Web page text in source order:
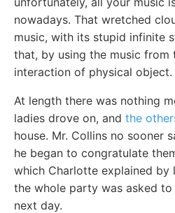
nowadays. That wretched
music, with its stupid infinite
that, by using the music from
interaction of physical object.
At length there was nothing
ladies drove on, and the
house. Mr. Collins no sooner
he began to congratulate
which Charlotte explained
the whole party was asked to
next day.